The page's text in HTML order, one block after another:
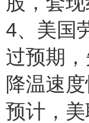
4、美国
过预期
降温速
预计，